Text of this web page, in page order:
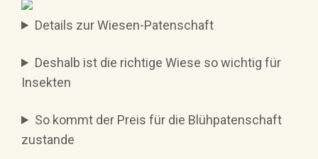
Details zur Wiesen-Patenschaft
Deshalb ist die richtige Wiese so wichtig für
Insekten
So kommt der Preis für die Blühpatenschaft
zustande